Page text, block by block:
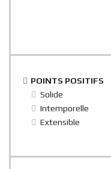
POINTS POSITIFS
Solide
Intemporelle
Extensible